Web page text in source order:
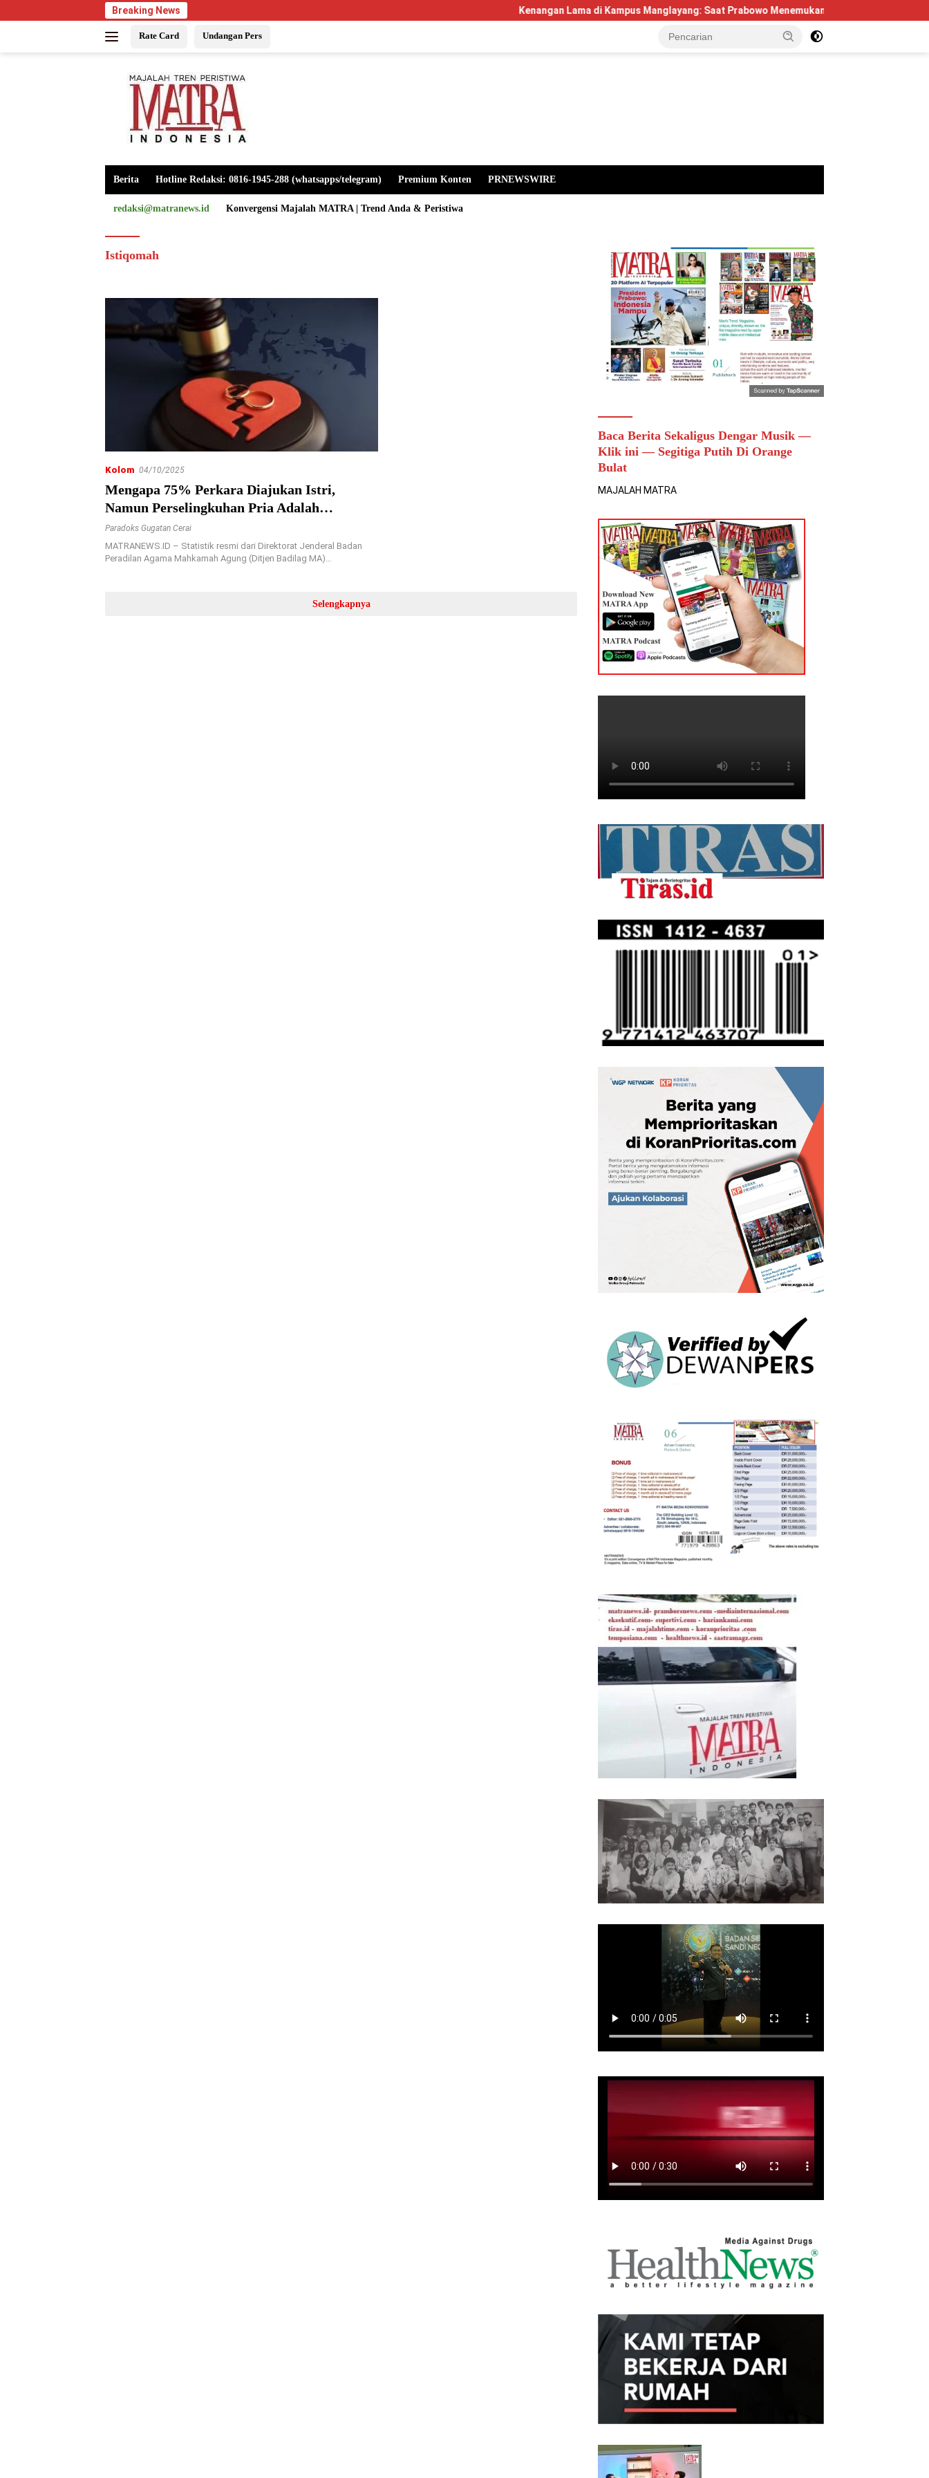
ke
Breaking News Kenangan Lama di Kampus Manglayang: Saat Prabowo Menemukan Kembali Jejak Sejarah IPDN
Rate Card Undangan Pers
Berita Hotline Redaksi: 0816-1945-288 (whatsapps/telegram) Premium Konten PRNEWSWIRE
redaksi@matranews.id Konvergensi Majalah MATRA | Trend Anda & Peristiwa
Istiqomah
Kolom 04/10/2025
Mengapa 75% Perkara Diajukan Istri,
Namun Perselingkuhan Pria Adalah
Pemicunya
Paradoks Gugatan Cerai
MATRANEWS.ID – Statistik resmi dari Direktorat Jenderal Badan
Peradilan Agama Mahkamah Agung (Ditjen Badilag MA)…
Selengkapnya
Baca Berita Sekaligus Dengar Musik —
Klik ini — Segitiga Putih Di Orange
Bulat
MAJALAH MATRA